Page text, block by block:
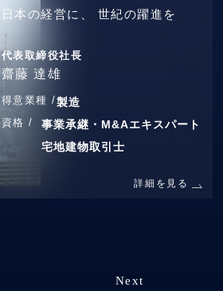
日本の経営に、 世紀の躍進を
代表取締役社長
齋藤 達雄
得意業種 /製造
資格 /
事業承継・M&Aエキスパート
宅地建物取引士
詳細を見る
Next